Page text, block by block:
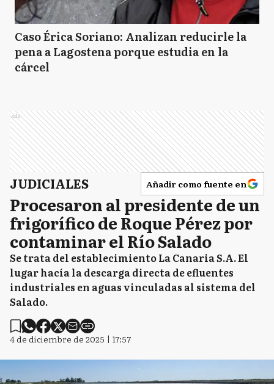
Caso Érica Soriano: Analizan reducirle la
pena a Lagostena porque estudia en la
cárcel
Ads
JUDICIALES Añadir como fuente en
Procesaron al presidente de un
frigorífico de Roque Pérez por
contaminar el Río Salado
Se trata del establecimiento La Canaria S.A. El
lugar hacía la descarga directa de efluentes
industriales en aguas vinculadas al sistema del
Salado.
4 de diciembre de 2025 | 17:57